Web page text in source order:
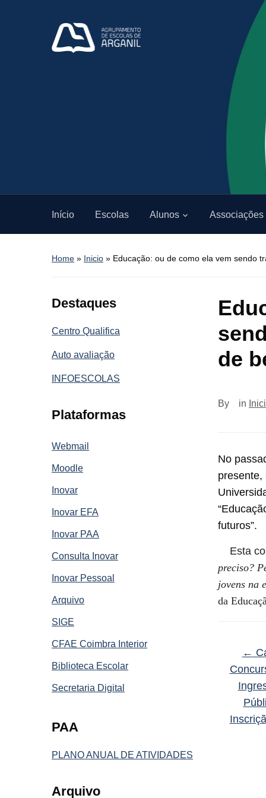
Início Escolas Alunos Associações
Home » Inicio » Educação: ou de como ela vem sendo
Destaques
Centro Qualifica
Auto avaliação
INFOESCOLAS
Plataformas
Webmail
Moodle
Inovar
Inovar EFA
Inovar PAA
Consulta Inovar
Inovar Pessoal
Arquivo
SIGE
CFAE Coimbra Interior
Biblioteca Escolar
Secretaria Digital
PAA
PLANO ANUAL DE ATIVIDADES
Arquivo
de
By in
No
presente,
futuros”.
Esta
preciso?
jovens na
da
←